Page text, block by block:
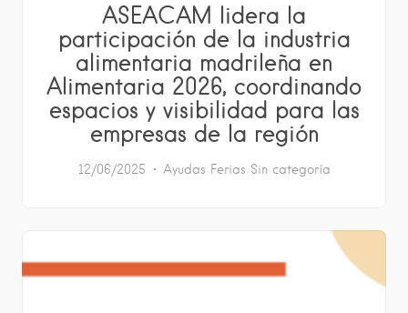
ASEACAM lidera la
participación de la industria
alimentaria madrileña en
Alimentaria 2026, coordinando
espacios y visibilidad para las
empresas de la región
12/06/2025 Ayudas Ferias Sin categoría